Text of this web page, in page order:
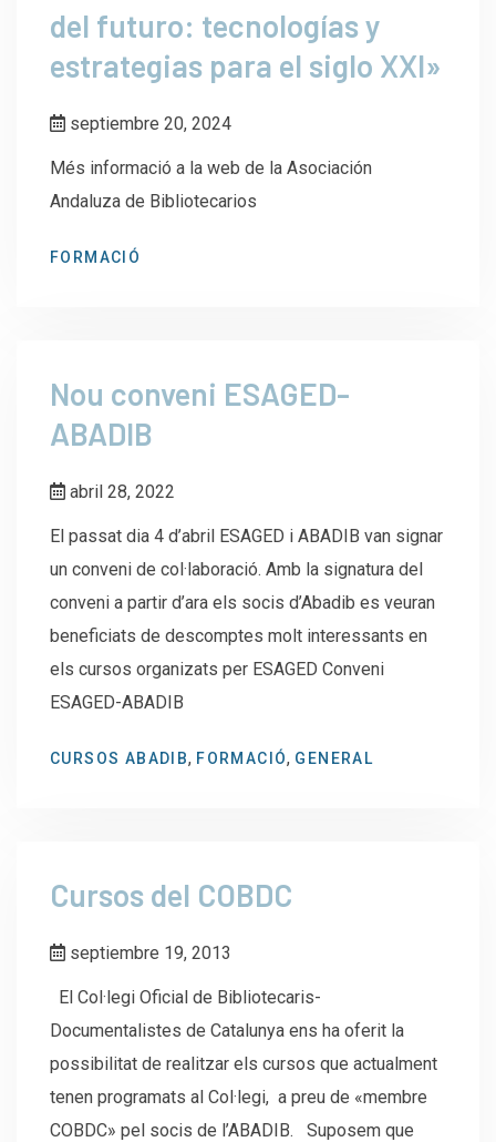
del futuro: tecnologías y
estrategias para el siglo XXI»
septiembre 20, 2024
Més informació a la web de la Asociación
Andaluza de Bibliotecarios
FORMACIÓ
Nou conveni ESAGED-
ABADIB
abril 28, 2022
El passat dia 4 d’abril ESAGED i ABADIB van signar
un conveni de col·laboració. Amb la signatura del
conveni a partir d’ara els socis d’Abadib es veuran
beneficiats de descomptes molt interessants en
els cursos organizats per ESAGED Conveni
ESAGED-ABADIB
CURSOS ABADIB, FORMACIÓ, GENERAL
Cursos del COBDC
septiembre 19, 2013
El Col·legi Oficial de Bibliotecaris-
Documentalistes de Catalunya ens ha oferit la
possibilitat de realitzar els cursos que actualment
tenen programats al Col·legi, a preu de «membre
COBDC» pel socis de l’ABADIB. Suposem que